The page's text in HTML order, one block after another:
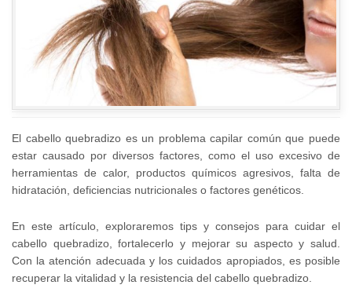
El cabello quebradizo es un problema capilar común que puede
estar causado por diversos factores, como el uso excesivo de
herramientas de calor, productos químicos agresivos, falta de
hidratación, deficiencias nutricionales o factores genéticos.
En este artículo, exploraremos tips y consejos para cuidar el
cabello quebradizo, fortalecerlo y mejorar su aspecto y salud.
Con la atención adecuada y los cuidados apropiados, es posible
recuperar la vitalidad y la resistencia del cabello quebradizo.